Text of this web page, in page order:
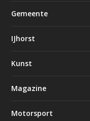
Gemeente
IJhorst
Kunst
Magazine
Motorsport